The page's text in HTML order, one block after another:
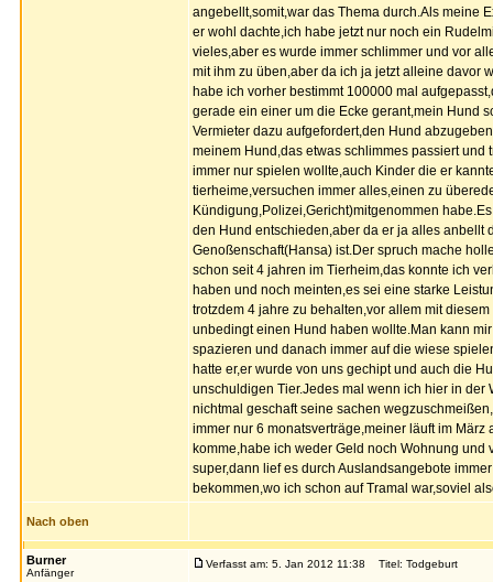
angebellt,somit,war das Thema durch.Als meine
er wohl dachte,ich habe jetzt nur noch ein
vieles,aber es wurde immer schlimmer und vor
mit ihm zu üben,aber da ich ja jetzt alleine davor
habe ich vorher bestimmt 100000 mal
gerade ein einer um die Ecke gerant,mein Hund
Vermieter dazu aufgefordert,den Hund
meinem Hund,das etwas schlimmes passiert
immer nur spielen wollte,auch Kinder die er
tierheime,versuchen immer alles,einen zu
Kündigung,Polizei,Gericht)mitgenommen
den Hund entschieden,aber da er ja alles anbellt
Genoßenschaft(Hansa) ist.Der spruch mache
schon seit 4 jahren im Tierheim,das konnte ich
haben und noch meinten,es sei eine starke
trotzdem 4 jahre zu behalten,vor allem mit
unbedingt einen Hund haben wollte.Man kann
spazieren und danach immer auf die wiese
hatte er,er wurde von uns gechipt und auch die
unschuldigen Tier.Jedes mal wenn ich hier in
nichtmal geschaft seine sachen
immer nur 6 monatsverträge,meiner läuft im
komme,habe ich weder Geld noch Wohnung
super,dann lief es durch Auslandsangebote
bekommen,wo ich schon auf Tramal war,soviel
Nach oben
Burner
Anfänger
Verfasst am: 5. Jan 2012 11:38 Titel: Todgeburt